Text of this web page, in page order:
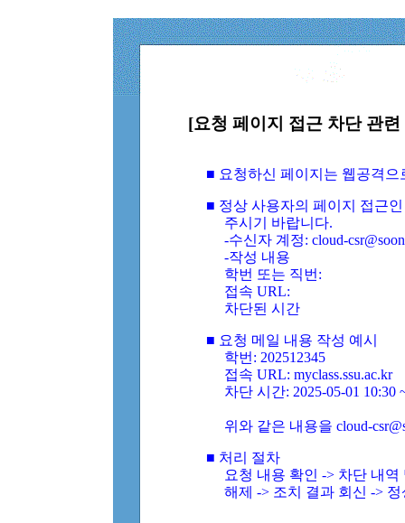
[요청 페이지 접근 차단 관
■ 요청하신 페이지는 웹공격
■ 정상 사용자의 페이지 접근
주시기 바랍니다.
-수신자 계정: cloud-
-작성 내용
학번 또는 직번:
접속 URL:
차단된 시간
■ 요청 메일 내용 작성 예시
학번: 202512345
접속 URL: myclass.ssu.ac.kr
차단 시간: 2025-05-01 10:30
위와 같은 내용을 cloud-
■ 처리 절차
요청 내용 확인 -> 차단 내
해제 -> 조치 결과 회신 ->